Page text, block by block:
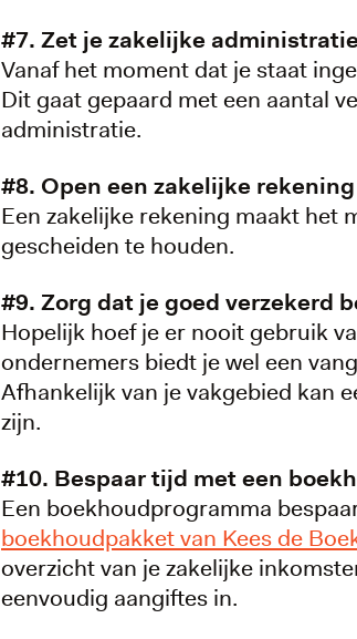
#7. Zet je zakelijke
Vanaf het moment dat je staat
Dit gaat gepaard met een aantal
administratie.
#8. Open een zakelijke rekening
Een zakelijke rekening maakt het
gescheiden te houden.
#9. Zorg dat je goed verzekerd
Hopelijk hoef je er nooit gebruik
ondernemers biedt je wel een
Afhankelijk van je vakgebied kan
zijn.
#10. Bespaar tijd met een
Een boekhoudprogramma
boekhoudpakket van Kees de
overzicht van je zakelijke
eenvoudig aangiftes in.